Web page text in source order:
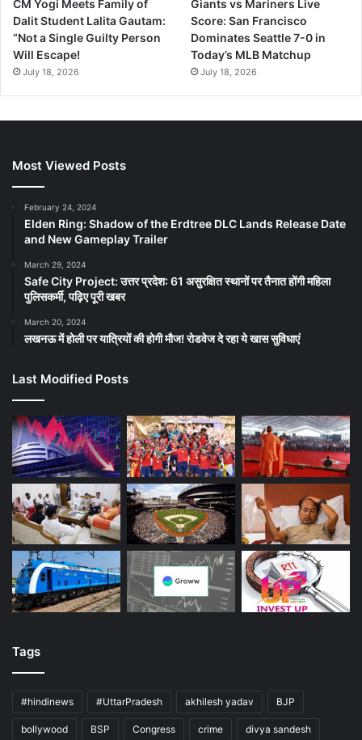
CM Yogi Meets Family of
Dalit Student Lalita Gautam:
“Not a Single Guilty Person
Will Escape!
July 18, 2026
Giants vs Mariners Live
Score: San Francisco
Dominates Seattle 7-0 in
Today’s MLB Matchup
July 18, 2026
Most Viewed Posts
February 24, 2024
Elden Ring: Shadow of the Erdtree DLC Lands Release Date
and New Gameplay Trailer
March 29, 2024
Safe City Project: उत्तर प्रदेश: 61 असुरक्षित स्थानों पर तैनात होंगी महिला
पुलिसकर्मी, पढ़िए पूरी खबर
March 20, 2024
लखनऊ में होली पर यात्रियों की होगी मौज! रोडवेज दे रहा ये खास सुविधाएं
Last Modified Posts
Tags
#hindinews #UttarPradesh akhilesh yadav BJP
bollywood BSP Congress crime divya sandesh